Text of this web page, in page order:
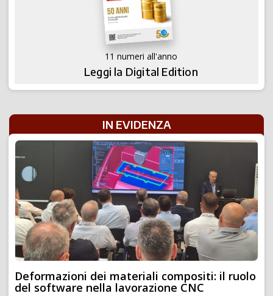
11 numeri all'anno
Leggi la Digital Edition
IN EVIDENZA
Deformazioni dei materiali compositi: il ruolo
del software nella lavorazione CNC